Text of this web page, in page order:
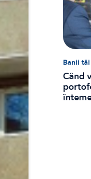
Banii tăi
Când